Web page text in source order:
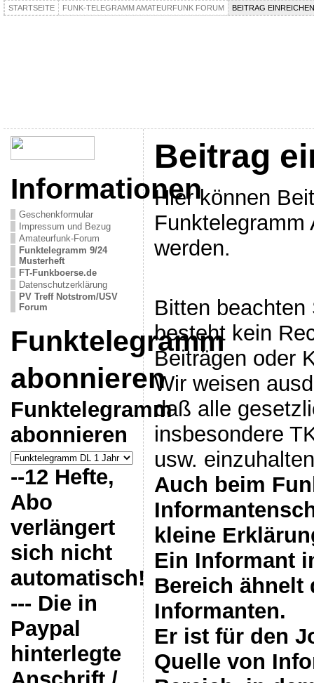
STARTSEITE FUNK-TELEGRAMM AMATEURFUNK FORUM BEITRAG EINREICHEN
Informationen
Geschenkformular
Impressum und Bezug
Amateurfunk-Forum
Funktelegramm 9/24
Musterheft
FT-Funkboerse.de
Datenschutzerklärung
PV Treff Notstrom/USV
Forum
Funktelegramm
abonnieren
Funktelegramm
abonnieren
--12 Hefte,
Abo
verlängert
sich nicht
automatisch!
--- Die in
Paypal
hinterlegte
Beitrag
Hier können
Funktelegramm
werden.
Bitten
besteht kein
Beiträgen oder
Wir weisen
daß alle
insbesondere
usw.
Auch beim
kleine
Ein Informant
Bereich ähnelt
Informanten.
Er ist für den
Quelle von